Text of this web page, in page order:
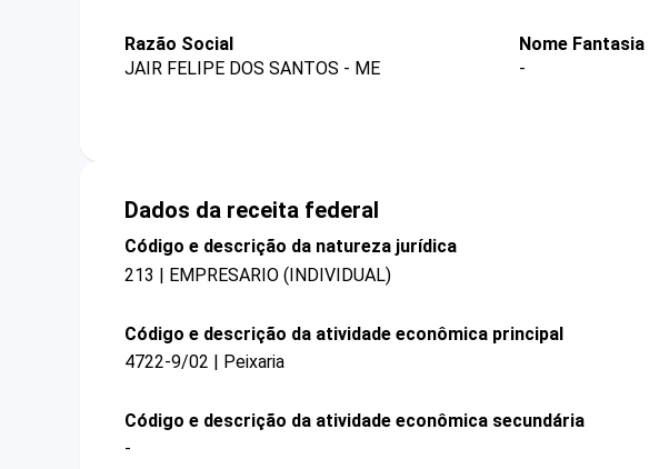
Razão Social
JAIR FELIPE DOS SANTOS - ME
Nome Fantasia
-
Dados da receita federal
Código e descrição da natureza jurídica
213 | EMPRESARIO (INDIVIDUAL)
Código e descrição da atividade econômica principal
4722-9/02 | Peixaria
Código e descrição da atividade econômica secundária
-